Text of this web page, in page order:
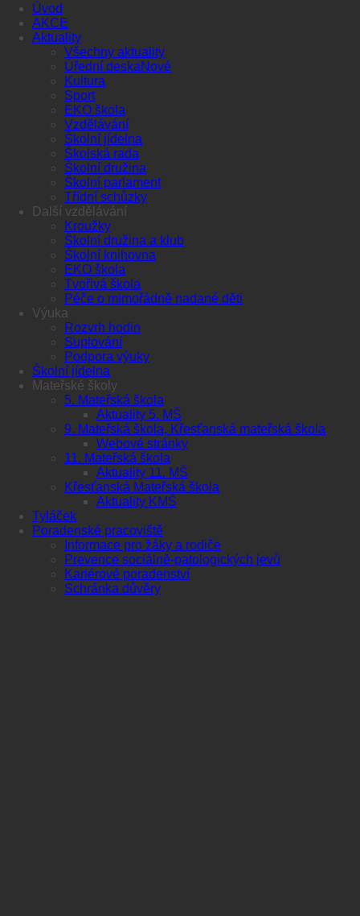
Úvod
AKCE
Aktuality
Všechny aktuality
Úřední deska
Kultura
Sport
EKO škola
Vzdělávání
Školní jídelna
Školská rada
Školní družina
Školní parlament
Třídní schůzky
Další vzdělávání
Kroužky
Školní družina a klub
Školní knihovna
EKO škola
Tvořivá škola
Péče o mimořádně nadané děti
Výuka
Rozvrh hodin
Suplování
Podpora výuky
Školní jídelna
Mateřské školy
5. Mateřská škola
Aktuality 5. MŠ
9. Mateřská škola, Křesťanská mateřská škola
Webové stránky
11. Mateřská škola
Aktuality 11. MŠ
Křesťanská Mateřská škola
Aktuality KMŠ
Tyláček
Poradenské pracoviště
Informace pro žáky a rodiče
Prevence sociálně-patologických jevů
Kariérové poradenství
Schránka důvěry